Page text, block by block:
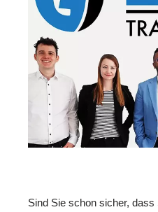
Sind Sie schon sicher,